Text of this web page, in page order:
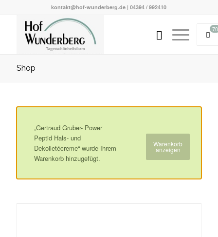
kontakt@hof-wunderberg.de | 04394 / 992410
70
Shop
„Gertraud Gruber- Power
Peptid Hals- und
Dekolletécreme“ wurde Ihrem
Warenkorb hinzugefügt.
Warenkorb
anzeigen